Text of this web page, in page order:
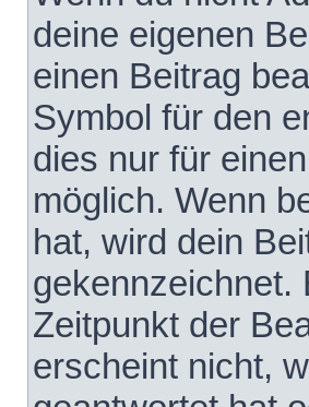
deine eigenen
einen Beitrag
Symbol für den
dies nur für
möglich. Wenn
hat, wird dein
gekennzeichnet.
Zeitpunkt der
erscheint nicht,